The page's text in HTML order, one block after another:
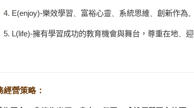
E(enjoy)-樂效學習、 富裕心靈、 系統思維、 創新作為。
L(life)-擁有學習成功的教育機會與舞台，尊重在地、
經營策略：